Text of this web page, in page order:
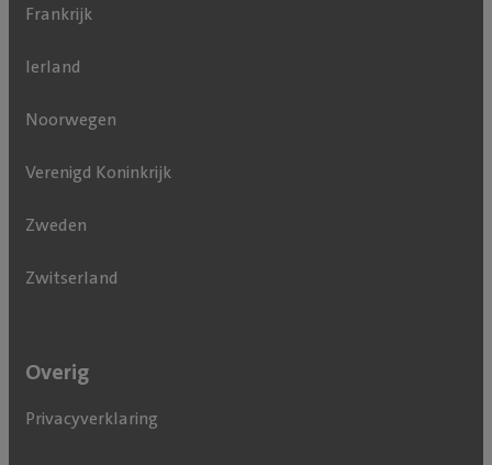
Frankrijk
Ierland
Noorwegen
Verenigd Koninkrijk
Zweden
Zwitserland
Overig
Privacyverklaring